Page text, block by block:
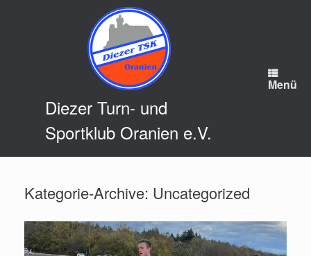
Diezer Turn- und
Sportklub Oranien e.V.
Menü
Kategorie-Archive: Uncategorized